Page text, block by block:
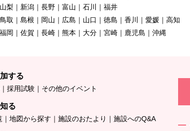
山梨 新潟 長野 富山 石川
福井
鳥取 島根 岡山 広島 山口 徳島 香川 愛媛
高知
福岡 佐賀 長崎 熊本 大分 宮崎 鹿児島 沖縄
する
採用試験 その他のイベント
る
地図から探す 施設のおたより 施設へのQ&A